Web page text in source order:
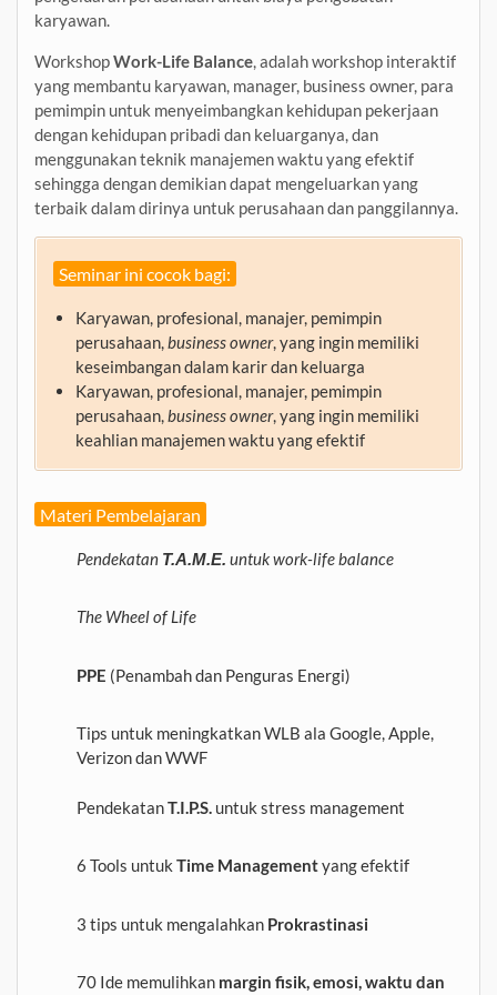
karyawan.
WorkshopWork-Life Balance, adalah workshop interaktif
yang membantu karyawan, manager, business owner, para
pemimpin untuk menyeimbangkan kehidupan pekerjaan
dengan kehidupan pribadi dan keluarganya, dan
menggunakan teknik manajemen waktu yang efektif
sehingga dengan demikian dapat mengeluarkan yang
terbaik dalam dirinya untuk perusahaan dan panggilannya.
Seminar ini cocok bagi:
Karyawan, profesional, manajer, pemimpin
perusahaan,business owner, yang ingin memiliki
keseimbangan dalam karir dan keluarga
Karyawan, profesional, manajer, pemimpin
perusahaan,business owner, yang ingin memiliki
keahlian manajemen waktu yang efektif
Materi Pembelajaran
Pendekatan T.A.M.E. untuk work-life balance
The Wheel of Life
PPE (Penambah dan Penguras Energi)
Tips untuk meningkatkan WLB ala Google, Apple,
Verizon dan WWF
PendekatanT.I.P.S. untuk stress management
6 Tools untuk Time Managementyang efektif
3 tips untuk mengalahkan Prokrastinasi
70 Ide memulihkan margin fisik, emosi, waktu dan